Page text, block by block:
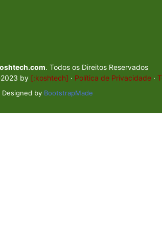
. Todos os Direitos Reservados
by [:koshtech] · Política de Privacidade ·
Designed by BootstrapMade